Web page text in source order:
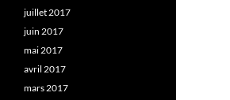
juillet 2017
juin 2017
mai 2017
avril 2017
mars 2017